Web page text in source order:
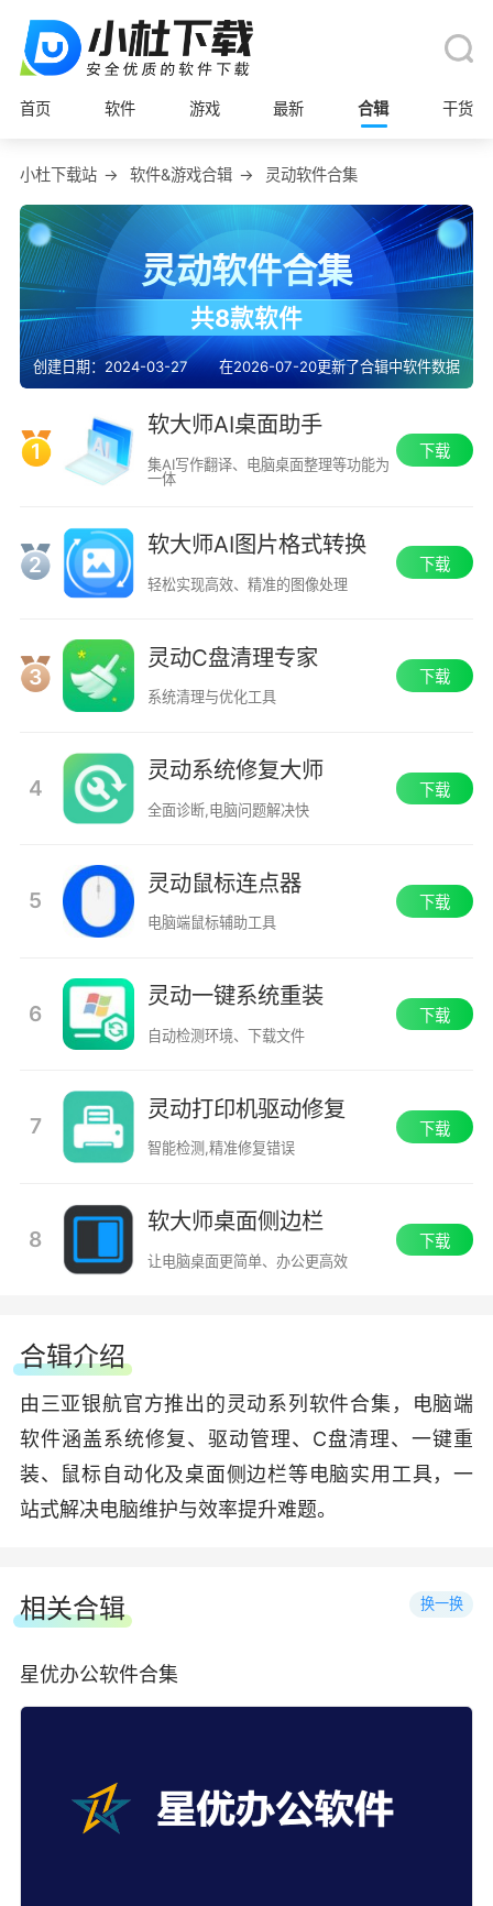
首页 软件 游戏 最新 合辑 干货
小杜下载站 → 软件&游戏合辑 → 灵动软件合集
灵动软件合集
共8款软件
创建日期：2024-03-27 在2026-07-20更新了合辑中软件数据
1
软大师AI桌面助手
集AI写作翻译、电脑桌面整理等功能为
一体
下载
2
软大师AI图片格式转换
轻松实现高效、精准的图像处理
下载
3
灵动C盘清理专家
系统清理与优化工具
下载
4
灵动系统修复大师
全面诊断,电脑问题解决快
下载
5
灵动鼠标连点器
电脑端鼠标辅助工具
下载
6
灵动一键系统重装
自动检测环境、下载文件
下载
7
灵动打印机驱动修复
智能检测,精准修复错误
下载
8
软大师桌面侧边栏
让电脑桌面更简单、办公更高效
下载
合辑介绍
由三亚银航官方推出的灵动系列软件合集，电脑端
软件涵盖系统修复、驱动管理、C盘清理、一键重
装、鼠标自动化及桌面侧边栏等电脑实用工具，一
站式解决电脑维护与效率提升难题。
相关合辑 换一换
星优办公软件合集